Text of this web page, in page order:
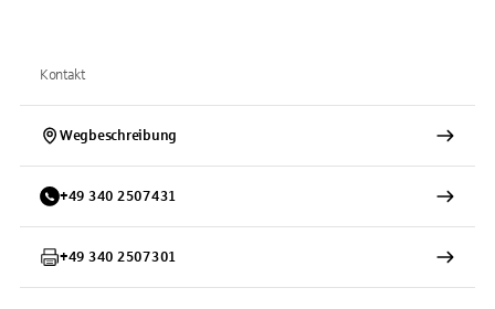
Kontakt
Wegbeschreibung
+49 340 2507431
+49 340 2507301